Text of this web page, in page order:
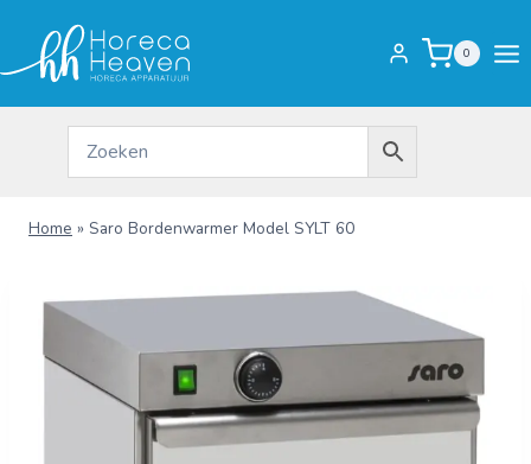
inhoud
0
Home » Saro Bordenwarmer Model SYLT 60